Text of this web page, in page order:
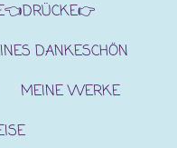
DANKESCHÖN
MEINE WERKE